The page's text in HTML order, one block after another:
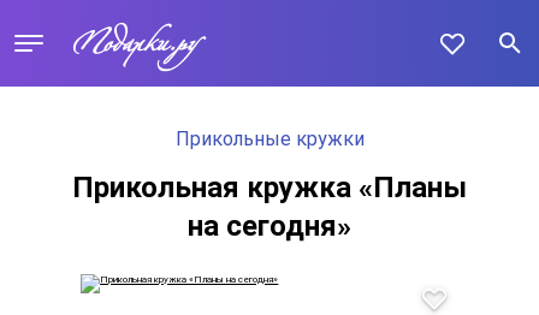
Прикольные кружки
Прикольная кружка «Планы
на сегодня»